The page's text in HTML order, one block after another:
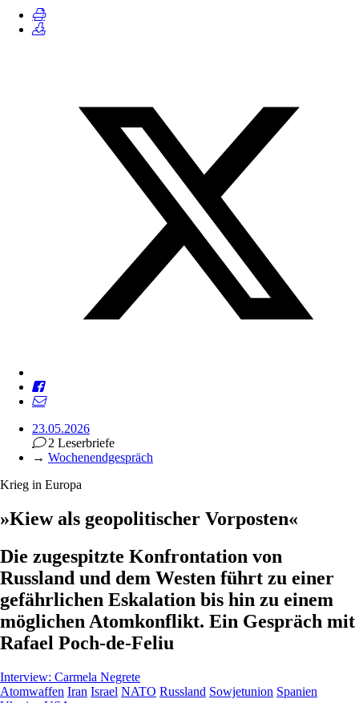
23.05.2026
2 Leserbriefe
→ Wochenendgespräch
Krieg in Europa
»Kiew als geopolitischer Vorposten«
Die zugespitzte Konfrontation von
Russland und dem Westen führt zu einer
gefährlichen Eskalation bis hin zu einem
möglichen Atomkonflikt. Ein Gespräch mit
Rafael Poch-de-Feliu
Interview: Carmela Negrete
Atomwaffen Iran Israel NATO Russland Sowjetunion Spanien